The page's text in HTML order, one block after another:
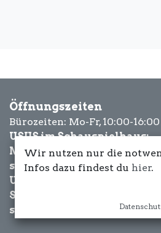
Öffnungszeiten
Bürozeiten: Mo-Fr, 10:00-16:00
USUS im Schauspielhaus:
Mittwoch bis Samstag: ab
sowie Eventbezogen.
USUS am Wasser:
Schönwetter-
sowie Eventbezogen.
Wir nutzen nur die
Infos dazu findest du hier.